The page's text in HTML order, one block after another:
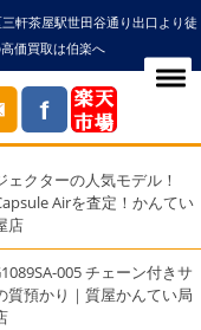
茶屋駅世田谷通り出口より徒
価買取は伯楽へ
最近の投稿
ェクターの人気モデル！
Airを査定！かんてい
店
005 チェーン付きサ
質預かり｜質屋かんてい局